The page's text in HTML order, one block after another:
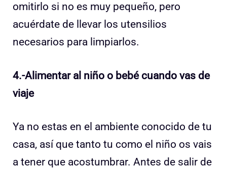
omitirlo si no es muy pequeño, pero
acuérdate de llevar los utensilios
necesarios para limpiarlos.
4.-Alimentar al niño o bebé cuando vas de
viaje
Ya no estas en el ambiente conocido de tu
casa, así que tanto tu como el niño os vais
a tener que acostumbrar. Antes de salir de